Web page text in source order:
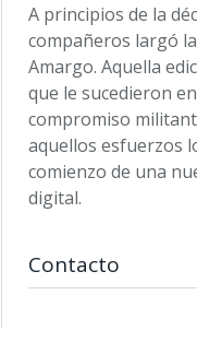
A principios de la
compañeros largó
Amargo. Aquella
que le sucedieron
compromiso
aquellos esfuerzos
comienzo de una
digital.
Contacto